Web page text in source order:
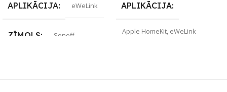
APLIKĀCIJA eWeLink
ZĪMOLS Sonoff
APLIKĀCIJA
Apple HomeKit, eWeLink